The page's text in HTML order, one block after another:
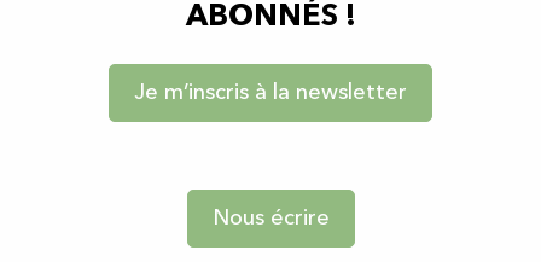
ABONNÉS !
Je m’inscris à la newsletter
Nous écrire